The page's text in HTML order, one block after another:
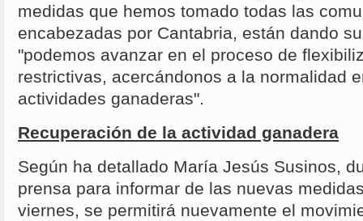
medidas que hemos tomado todas las
encabezadas por Cantabria, están dando
"podemos avanzar en el proceso de
restrictivas, acercándonos a la normalidad
actividades ganaderas".
Recuperación de la actividad ganadera
Según ha detallado María Jesús Susinos,
prensa para informar de las nuevas
viernes, se permitirá nuevamente el